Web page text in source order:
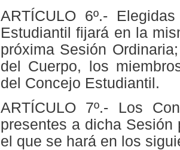
ARTÍCULO 6º.-
Estudiantil fijará en la
próxima Sesión
del Cuerpo, los
del Concejo Estudiantil.
ARTÍCULO 7º.- Los
presentes a dicha Sesión
el que se hará en los